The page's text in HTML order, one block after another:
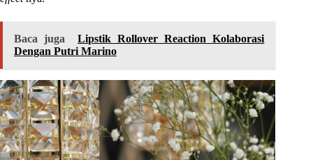
Baca juga
Lipstik Rollover Reaction Kolaborasi
Dengan Putri Marino